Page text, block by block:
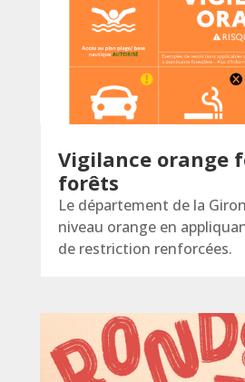
Vigilance orange
forêts
Le département de la
niveau orange en
de restriction renforcées.